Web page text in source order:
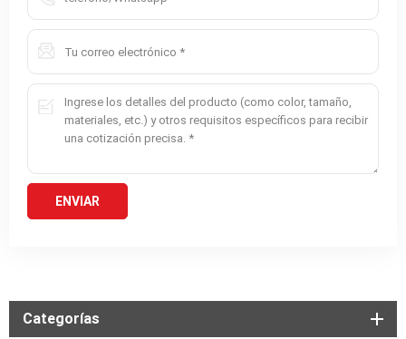
Categorías